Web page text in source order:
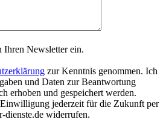
Ihren Newsletter ein.
zur Kenntnis genommen. Ich
und Daten zur Beantwortung
erhoben und gespeichert werden.
jederzeit für die Zukunft per
dienste.de widerrufen.